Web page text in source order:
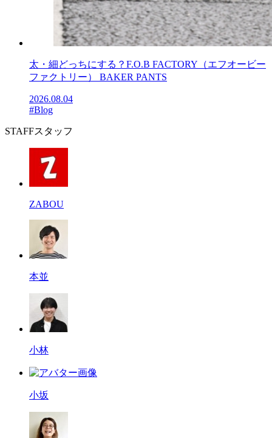
太・細どっちにする？F.O.B FACTORY（エフオービー
ファクトリー） BAKER PANTS
2026.08.04
#Blog
STAFFスタッフ
ZABOU
本並
小林
小坂